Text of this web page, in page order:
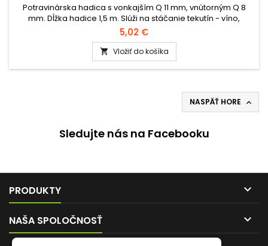
Potravinárska hadica s vonkajším Q 11 mm, vnútorným Q 8
mm. Dĺžka hadice 1,5 m. Slúži na stáčanie tekutín - víno,
medovina, pálenka.
5,02 €
 Vložiť do košíka
NASPÄŤ HORE 
Sledujte nás na Facebooku
PRODUKTY 
NAŠA SPOLOČNOSŤ 